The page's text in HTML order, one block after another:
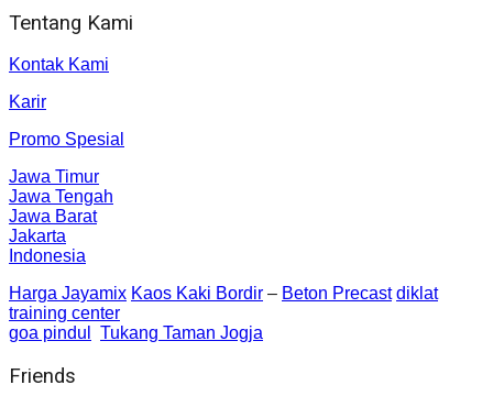
Tentang Kami
Kontak Kami
Karir
Promo Spesial
Jawa Timur
Jawa Tengah
Jawa Barat
Jakarta
Indonesia
Harga Jayamix Kaos Kaki Bordir – Beton Precast diklat
training center
goa pindul
Tukang Taman Jogja
Friends